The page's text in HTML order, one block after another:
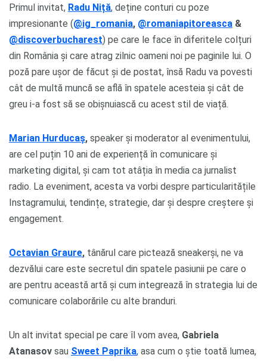
Primul invitat, Radu Niță, deține conturi cu poze
impresionante (@ig_romania, @romaniapitoreasca &
@discoverbucharest) pe care le face în diferitele colțuri
din România și care atrag zilnic oameni noi pe paginile lui. O
poză pare ușor de făcut și de postat, însă Radu va povesti
cât de multă muncă se află în spatele acesteia și cât de
greu i-a fost să se obișnuiască cu acest stil de viață.
Marian Hurducaș, speaker și moderator al evenimentului,
are cel puțin 10 ani de experiență în comunicare și
marketing digital, și cam tot atâția în media ca jurnalist
radio. La eveniment, acesta va vorbi despre particularitățile
Instagramului, tendințe, strategie, dar și despre creștere și
engagement.
Octavian Graure, tânărul care pictează sneakerși, ne va
dezvălui care este secretul din spatele pasiunii pe care o
are pentru această artă și cum integrează în strategia lui de
comunicare colaborările cu alte branduri.
Un alt invitat special pe care îl vom avea, Gabriela
Atanasov sau Sweet Paprika, asa cum o știe toată lumea,